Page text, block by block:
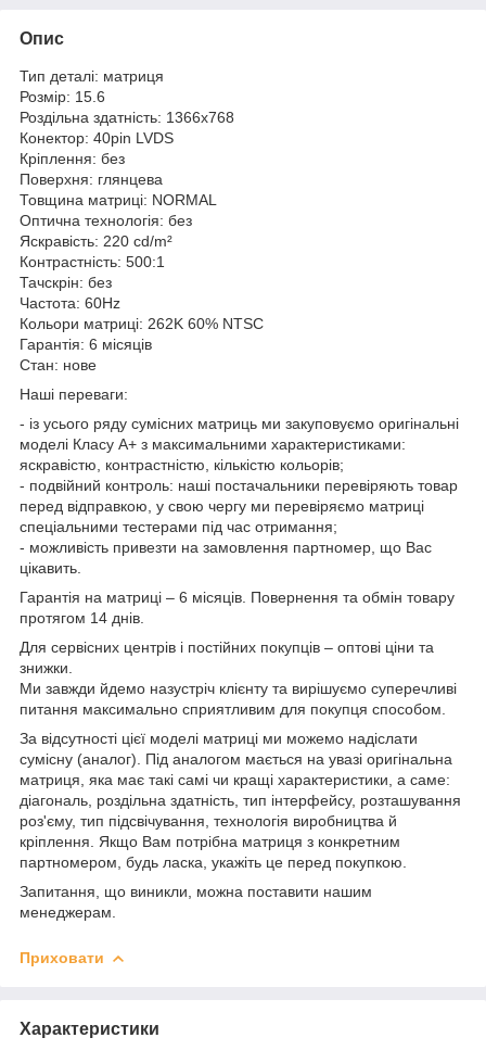
Опис
Тип деталі: матриця
Розмір: 15.6
Роздільна здатність: 1366x768
Конектор: 40pin LVDS
Кріплення: без
Поверхня: глянцева
Товщина матриці: NORMAL
Оптична технологія: без
Яскравість: 220 cd/m²
Контрастність: 500:1
Тачскрін: без
Частота: 60Hz
Кольори матриці: 262K 60% NTSC
Гарантія: 6 місяців
Стан: нове
Наші переваги:
- із усього ряду сумісних матриць ми закуповуємо оригінальні
моделі Класу А+ з максимальними характеристиками:
яскравістю, контрастністю, кількістю кольорів;
- подвійний контроль: наші постачальники перевіряють товар
перед відправкою, у свою чергу ми перевіряємо матриці
спеціальними тестерами під час отримання;
- можливість привезти на замовлення партномер, що Вас
цікавить.
Гарантія на матриці – 6 місяців. Повернення та обмін товару
протягом 14 днів.
Для сервісних центрів і постійних покупців – оптові ціни та
знижки.
Ми завжди йдемо назустріч клієнту та вирішуємо суперечливі
питання максимально сприятливим для покупця способом.
За відсутності цієї моделі матриці ми можемо надіслати
сумісну (аналог). Під аналогом мається на увазі оригінальна
матриця, яка має такі самі чи кращі характеристики, а саме:
діагональ, роздільна здатність, тип інтерфейсу, розташування
роз'єму, тип підсвічування, технологія виробництва й
кріплення. Якщо Вам потрібна матриця з конкретним
партномером, будь ласка, укажіть це перед покупкою.
Запитання, що виникли, можна поставити нашим
менеджерам.
Приховати
Характеристики